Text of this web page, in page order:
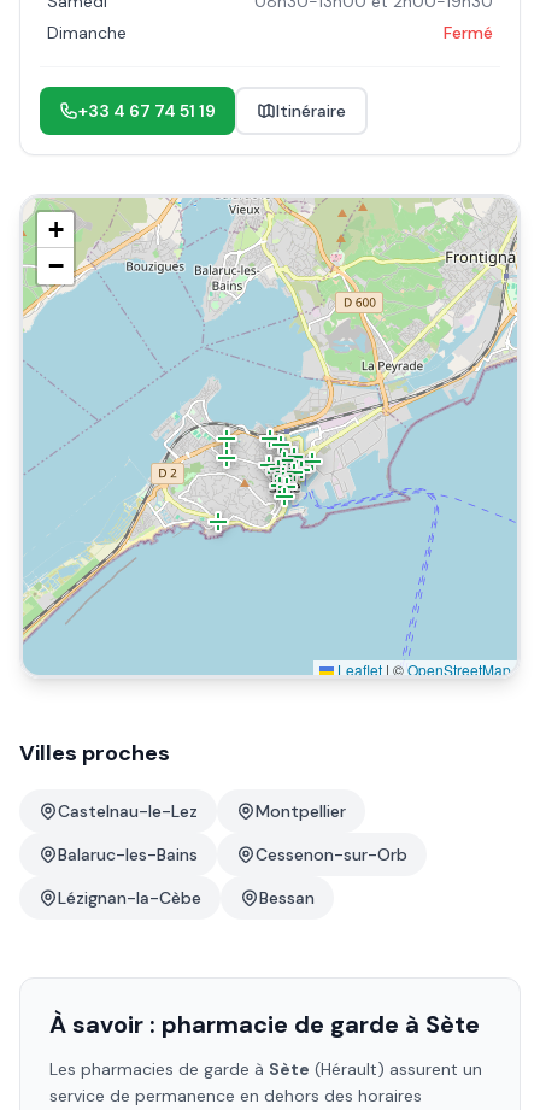
Dimanche
Fermé
+33 4 67 74 51 19 Itinéraire
+
−
Leaflet | ©OpenStreetMap
Villes proches
Castelnau-le-Lez
Montpellier
Balaruc-les-Bains
Cessenon-sur-Orb
Lézignan-la-Cèbe
Bessan
À savoir : pharmacie de garde à Sète
Les pharmacies de garde à Sète (Hérault) assurent un
service de permanence en dehors des horaires